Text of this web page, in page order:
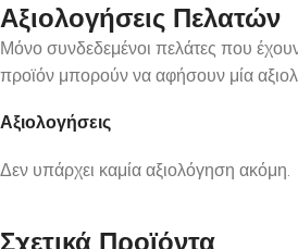
Αξιολογήσεις Πελατών
Αξιολογήσεις
Δεν υπάρχει καμία αξιολόγηση ακόμη.
Μόνο συνδεδεμένοι πελάτες που
προϊόν μπορούν να αφήσουν μία
Σχετικά Προϊόντα